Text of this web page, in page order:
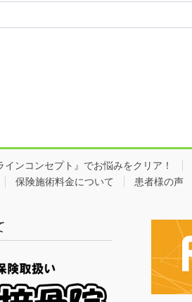
ンコンセプト』でお悩みをクリア！
保険施術料金について 患者様の声